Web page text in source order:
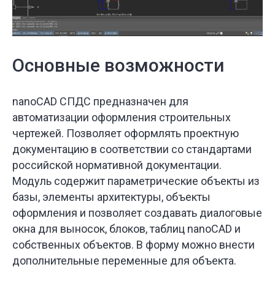
Основные возможности
nanoCAD СПДС предназначен для
автоматизации оформления строительных
чертежей. Позволяет оформлять проектную
документацию в соответствии со стандартами
российской нормативной документации.
Модуль содержит параметрические объекты из
базы, элементы архитектуры, объекты
оформления и позволяет создавать диалоговые
окна для выносок, блоков, таблиц nanoCAD и
собственных объектов. В форму можно внести
дополнительные переменные для объекта.